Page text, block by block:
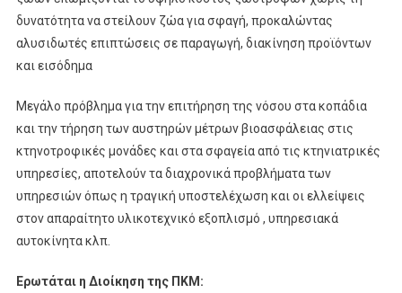
δυνατότητα να στείλουν ζώα για σφαγή, προκαλώντας
αλυσιδωτές επιπτώσεις σε παραγωγή, διακίνηση προϊόντων
και εισόδημα
Μεγάλο πρόβλημα για την επιτήρηση της νόσου στα κοπάδια
και την τήρηση των αυστηρών μέτρων βιοασφάλειας στις
κτηνοτροφικές μονάδες και στα σφαγεία από τις κτηνιατρικές
υπηρεσίες, αποτελούν τα διαχρονικά προβλήματα των
υπηρεσιών όπως η τραγική υποστελέχωση και οι ελλείψεις
στον απαραίτητο υλικοτεχνικό εξοπλισμό , υπηρεσιακά
αυτοκίνητα κλπ.
Ερωτάται η Διοίκηση της ΠΚΜ: